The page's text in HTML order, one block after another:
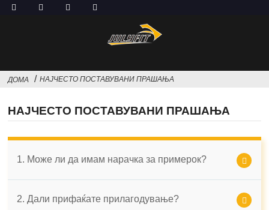
ДОМА НАЈЧЕСТО ПОСТАВУВАНИ ПРАШАЊА
НАЈЧЕСТО ПОСТАВУВАНИ ПРАШАЊА
1. Може ли да имам нарачка за примерок?
2. Дали прифаќате прилагодување?